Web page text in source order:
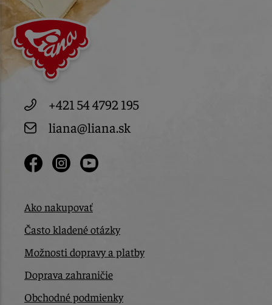
+421 54 4792 195
liana@liana.sk
Ako nakupovať
Často kladené otázky
Možnosti dopravy a platby
Doprava zahraničie
Obchodné podmienky